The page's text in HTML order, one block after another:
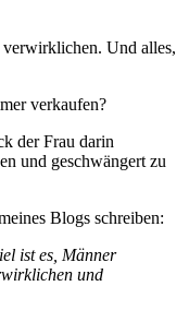
Und alles,
verkaufen?
der Frau darin
und geschwängert zu
Blogs schreiben:
ist es, Männer
und